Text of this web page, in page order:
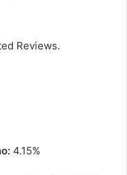
Reviews.
4.15%